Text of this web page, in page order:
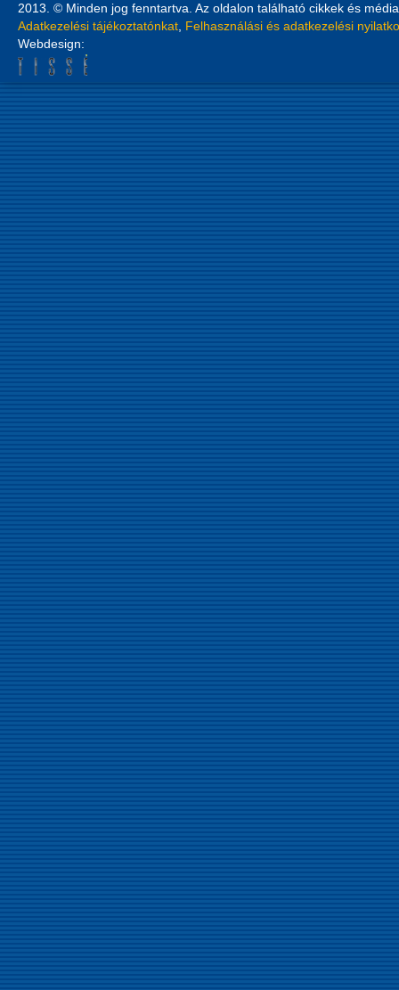
2013. © Minden jog fenntartva. Az oldalon található cikkek és
Adatkezelési tájékoztatónkat Felhasználási és adatkezelési
Webdesign: